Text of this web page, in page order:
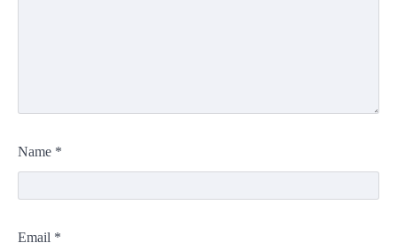
Name *
Email *